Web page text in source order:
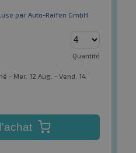
par Auto-Raifen GmbH
Quantité
- Mer. 12 Aug. - Vend. 14